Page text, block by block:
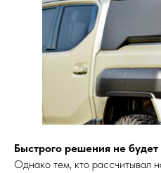
Быстрого решения не будет
Однако тем, кто рассчитывал